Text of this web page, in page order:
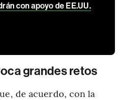
con apoyo de EE.UU.
grandes retos
de acuerdo, con la